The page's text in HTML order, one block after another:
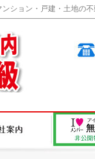
ション・戸建・土地の